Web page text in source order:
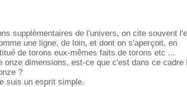
supplèmentaires de l'univers, on cite souvent
une ligne, de loin, et dont on s'aperçoit, en
de torons eux-mêmes faits de torons etc ...
onze dimensions, est-ce que c'est dans ce cadre
?
suis un esprit simple.